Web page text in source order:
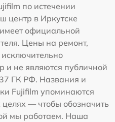
по истечении
центр в Иркутске
официальной
Цены на ремонт,
и не являются публичной
ГК РФ. Названия и
Fujifilm упоминаются
— чтобы обозначить
мы работаем. Наша